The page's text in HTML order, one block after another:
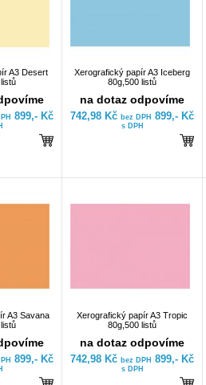
A3 Desert
899,- Kč
Xerografický papír A3 Iceberg
80g,500 listů
na dotaz odpovíme
742,98 Kč bez DPH 899,- Kč
s DPH
A3 Savana
899,- Kč
Xerografický papír A3 Tropic
80g,500 listů
na dotaz odpovíme
742,98 Kč bez DPH 899,- Kč
s DPH